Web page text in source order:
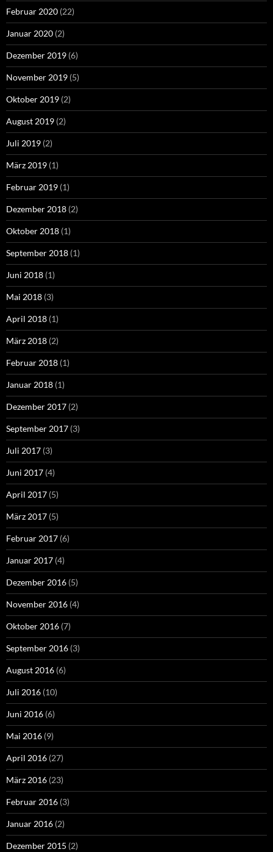
Februar 2020 (22)
Januar 2020 (2)
Dezember 2019 (6)
November 2019 (5)
Oktober 2019 (2)
August 2019 (2)
Juli 2019 (2)
März 2019 (1)
Februar 2019 (1)
Dezember 2018 (2)
Oktober 2018 (1)
September 2018 (1)
Juni 2018 (1)
Mai 2018 (3)
April 2018 (1)
März 2018 (2)
Februar 2018 (1)
Januar 2018 (1)
Dezember 2017 (2)
September 2017 (3)
Juli 2017 (3)
Juni 2017 (4)
April 2017 (5)
März 2017 (5)
Februar 2017 (6)
Januar 2017 (4)
Dezember 2016 (5)
November 2016 (4)
Oktober 2016 (7)
September 2016 (3)
August 2016 (6)
Juli 2016 (10)
Juni 2016 (6)
Mai 2016 (9)
April 2016 (27)
März 2016 (23)
Februar 2016 (3)
Januar 2016 (2)
Dezember 2015 (2)